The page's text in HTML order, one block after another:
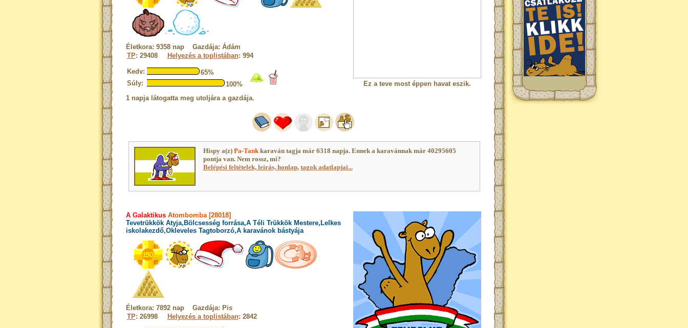
Életkora: 9358 nap Gazdája: Ádám
TP: 29408 Helyezés a toplistában: 994
Kedv:
65%
Súly:
100%
1 napja látogatta meg utoljára a gazdája.
Ez a teve most éppen havat eszik.
Hispy a(z) Pa-Tankkaraván tagja már 6318 napja. Ennek a karavánnak már 40295605
pontja van. Nem rossz, mi?
Belépési feltételek, leírás, honlap, tagok adatlapjai...
A GalaktikusAtombomba [28018]
Tevetrükkök Atyja,Bölcsesség forrása,A Téli Trükkök Mestere,Lelkes
iskolakezdő,Okleveles Tagtoborzó,A karavánok bástyája
Életkora: 7892 nap Gazdája: Pis
TP: 26998 Helyezés a toplistában: 2842